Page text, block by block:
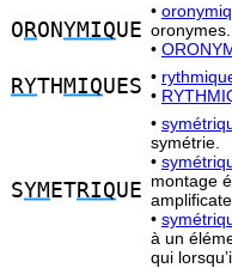
O RONYMIQUE
•
oronymes.
•
RYTH MIQUES •
•
SYM ETRIQUE
•
symétrie.
•
montage
•
à un
qui